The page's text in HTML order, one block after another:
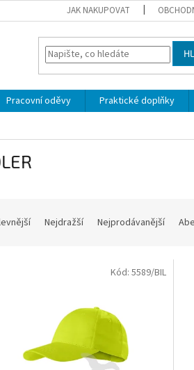
JAK NAKUPOVAT
Pracovní oděvy Praktické doplňky
Nejdražší Nejprodávanější
Kód: 5589/BIL